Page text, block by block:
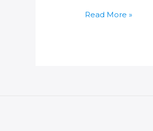
Rize
Read More »